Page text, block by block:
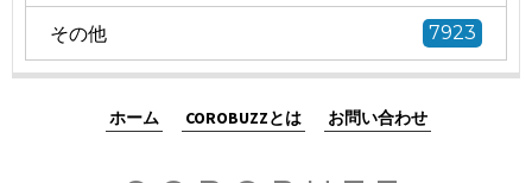
その他 7923
ホーム COROBUZZとは お問い合わせ